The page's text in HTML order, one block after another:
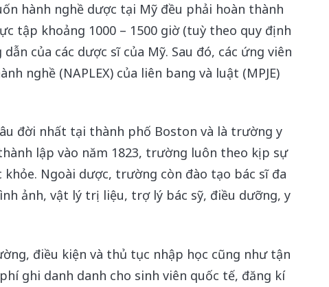
hành nghề dược tại Mỹ đều phải hoàn thành
tập khoảng 1000 – 1500 giờ (tuỳ theo quy định
của các dược sĩ của Mỹ. Sau đó, các ứng viên
nghề (NAPLEX) của liên bang và luật (MPJE)
đời nhất tại thành phố Boston và là trường y
lập vào năm 1823, trường luôn theo kịp sự
khỏe. Ngoài dược, trường còn đào tạo bác sĩ đa
ảnh, vật lý trị liệu, trợ lý bác sỹ, điều dưỡng, y
điều kiện và thủ tục nhập học cũng như tận
ghi danh danh cho sinh viên quốc tế, đăng kí